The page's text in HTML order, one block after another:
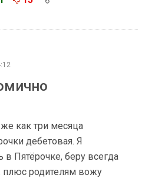
как три месяца
дебетовая. Я
в Пятёрочке, беру всегда
плюс родителям вожу